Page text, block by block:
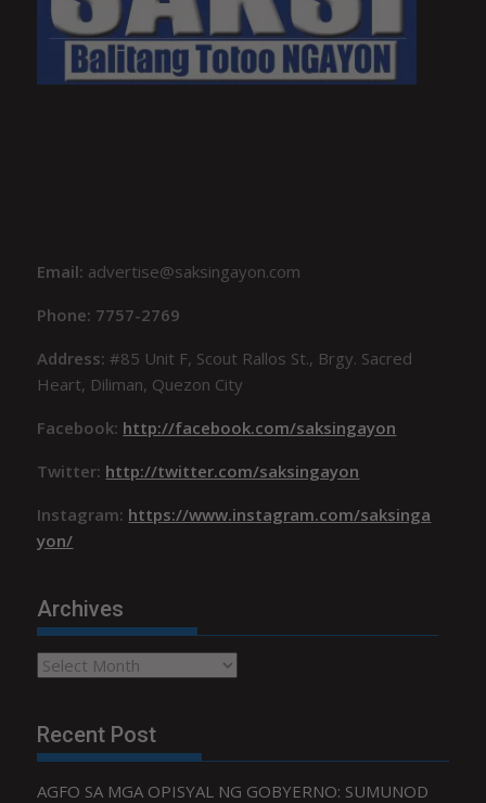
Email: advertise@saksingayon.com
Phone: 7757-2769
Address:#85 Unit F, Scout Rallos St., Brgy. Sacred
Heart, Diliman, Quezon City
Facebook: http://facebook.com/saksingayon
Twitter: http://twitter.com/saksingayon
Instagram: https://www.instagram.com/saksinga
yon/
Archives
Archives
Recent Post
AGFO SA MGA OPISYAL NG GOBYERNO: SUMUNOD